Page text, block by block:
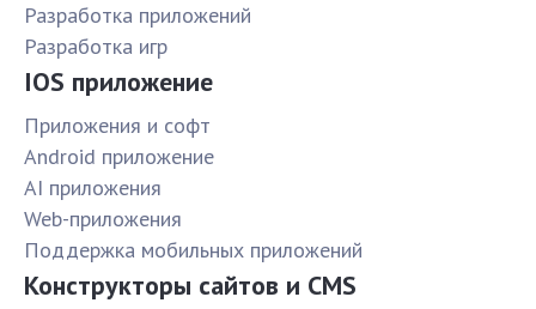
Разработка приложений
Разработка игр
IOS приложение
Приложения и софт
Android приложение
AI приложения
Web-приложения
Поддержка мобильных приложений
Конструкторы сайтов и CMS